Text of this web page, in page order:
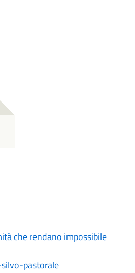
che rendano impossibile
pastorale